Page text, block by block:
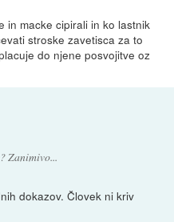
in macke cipirali in ko lastnik
stroske zavetisca za to
do njene posvojitve oz
Zanimivo...
dokazov. Človek ni kriv